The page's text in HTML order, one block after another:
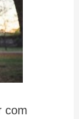
com